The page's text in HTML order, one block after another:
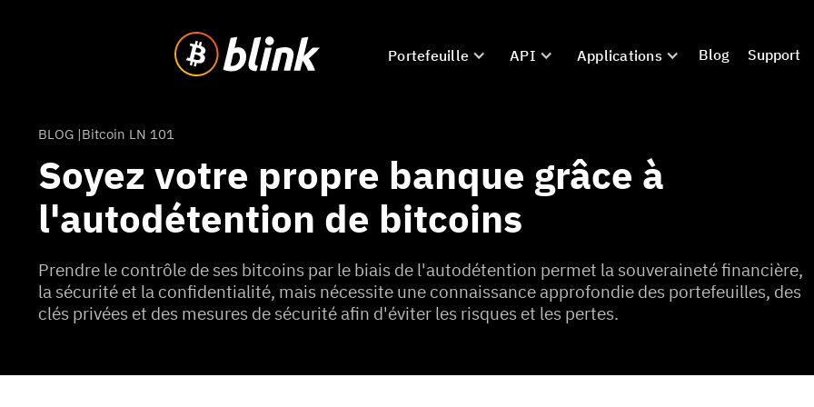
Portefeuille API Applications Blog Support
BLOG |Bitcoin LN 101
Soyez votre propre banque grâce à
l'autodétention de bitcoins
Prendre le contrôle de ses bitcoins par le biais de l'autodétention permet la souveraineté financière,
la sécurité et la confidentialité, mais nécessite une connaissance approfondie des portefeuilles, des
clés privées et des mesures de sécurité afin d'éviter les risques et les pertes.